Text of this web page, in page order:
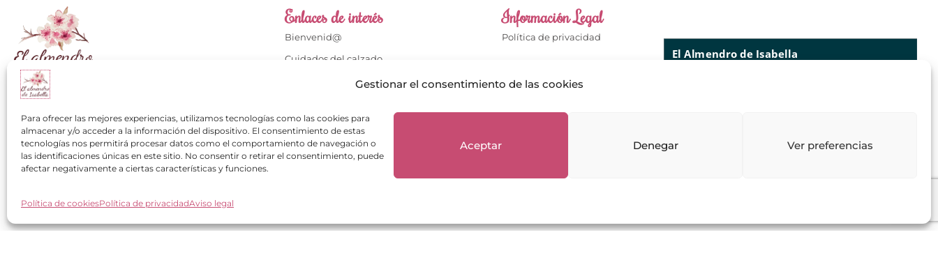
Gestionar el consentimiento de las cookies
Para ofrecer las mejores experiencias, utilizamos tecnologías como las cookies para
almacenar y/o acceder a la información del dispositivo. El consentimiento de estas
tecnologías nos permitirá procesar datos como el comportamiento de navegación o
las identificaciones únicas en este sitio. No consentir o retirar el consentimiento, puede
afectar negativamente a ciertas características y funciones.
Aceptar Denegar Ver preferencias
Política de cookiesPolítica de privacidadAviso legal
Calzados con mucho
contacto@elalmendrodeisabella.com
Enlaces de interés
Bienvenid@
Cuidados del calzado
Cuidados del bolso
Mi cuenta
Los clientes opinan
Información Legal
Política de privacidad
Términos de compra
Política de cookies
Política de Devoluciones
El Almendro de Isabella